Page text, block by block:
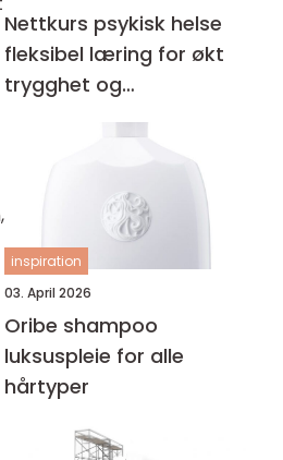
Nettkurs psykisk helse
fleksibel læring for økt
trygghet og
kompetanse
inspiration
03. April 2026
Oribe shampoo
luksuspleie for alle
hårtyper